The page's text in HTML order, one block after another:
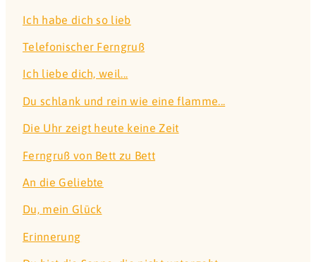
Ich habe dich so lieb
Telefonischer Ferngruß
Ich liebe dich, weil...
Du schlank und rein wie eine flamme...
Die Uhr zeigt heute keine Zeit
Ferngruß von Bett zu Bett
An die Geliebte
Du, mein Glück
Erinnerung